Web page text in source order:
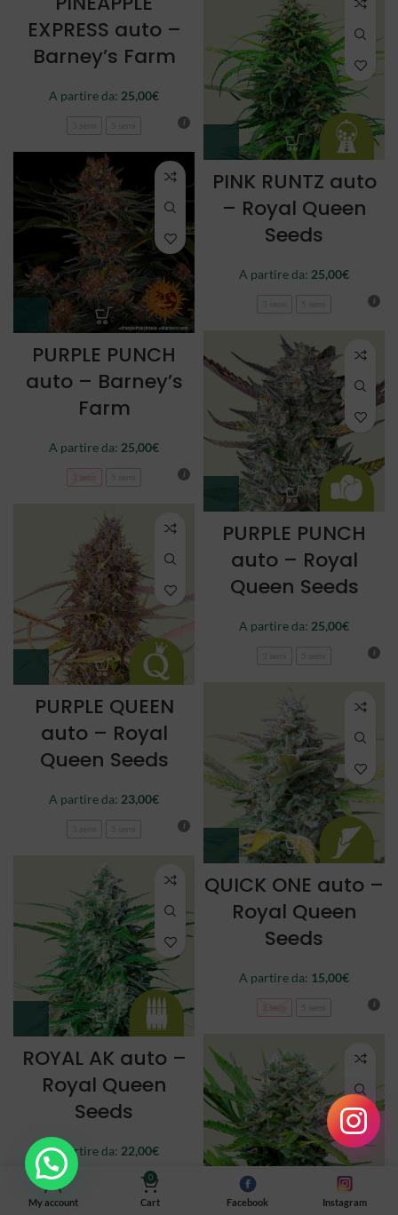
EXPRESS auto –
Barney’s Farm
A partire da: 25,00€
PINK RUNTZ auto
– Royal Queen
Seeds
A partire da: 25,00€
PURPLE PUNCH
auto – Barney’s
Farm
A partire da: 25,00€
3 semi
PURPLE PUNCH
auto – Royal
Queen Seeds
A partire da: 25,00€
PURPLE QUEEN
auto – Royal
Queen Seeds
A partire da: 23,00€
QUICK ONE auto –
Royal Queen
Seeds
A partire da: 15,00€
3 semi
ROYAL AK auto –
Royal Queen
Seeds
A partire da: 22,00€
3 semi
My account
0
Cart Facebook Instagram